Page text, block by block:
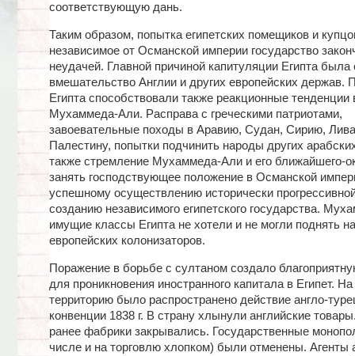
соответствующую дань.
Таким образом, попытка египетских помещиков и
независимое от Османской империи государство
неудачей. Главной причиной капитуляции Египта была
вмешательство Англии и других европейских держав.
Египта способствовали также реакционные тенденции
Мухаммеда-Али. Расправа с греческими патриотами,
завоевательные походы в Аравию, Судан, Сирию,
Палестину, попытки подчинить народы других
также стремление Мухаммеда-Али и его ближайшего-
занять господствующее положение в Османской
успешному осуществлению исторически
созданию независимого египетского государства.
имущие классы Египта не хотели и не могли поднять
европейских колонизаторов.
Поражение в борьбе с султаном создало
для проникновения иностранного капитала в Египет. Ha
территорию было распространено действие англо-
конвенции 1838 г. В страну хлынули английские
ранее фабрики закрывались. Государственные
числе и на торговлю хлопком) были отменены. Агенты